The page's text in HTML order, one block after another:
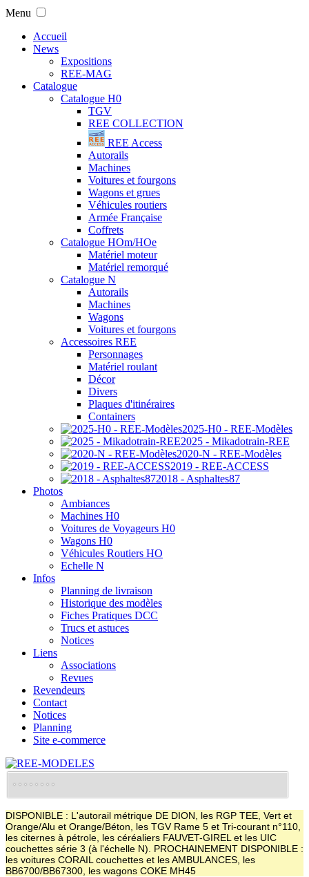
Menu
Accueil
News
Expositions
REE-MAG
Catalogue
Catalogue H0
TGV
REE COLLECTION
REE Access
Autorails
Machines
Voitures et fourgons
Wagons et grues
Véhicules routiers
Armée Française
Coffrets
Catalogue HOm/HOe
Matériel moteur
Matériel remorqué
Catalogue N
Autorails
Machines
Wagons
Voitures et fourgons
Accessoires REE
Personnages
Matériel roulant
Décor
Divers
Plaques d'itinéraires
Containers
2025-H0 - REE-Modèles
2025 - Mikadotrain-REE
2020-N - REE-Modèles
2019 - REE-ACCESS
2018 - Asphaltes87
Photos
Ambiances
Machines H0
Voitures de Voyageurs H0
Wagons H0
Véhicules Routiers HO
Echelle N
Infos
Planning de livraison
Historique des modèles
Fiches Pratiques DCC
Trucs et astuces
Notices
Liens
Associations
Revues
Revendeurs
Contact
Notices
Planning
Site e-commerce
DISPONIBLE : L'autorail métrique DE DION, les RGP TEE, Vert et
Orange/Alu et Orange/Béton, les TGV Rame 5 et Tri-courant n°110,
les citernes à pétrole, les céréaliers FAUVET-GIREL et les UIC
couchettes série 3 (à l'échelle N). PROCHAINEMENT DISPONIBLE :
les voitures CORAIL couchettes et les AMBULANCES, les
BB6700/BB67300, les wagons COKE MH45